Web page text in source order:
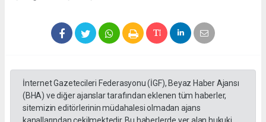
İnternet Gazetecileri Federasyonu (İGF), Beyaz Haber Ajansı
(BHA) ve diğer ajanslar tarafından eklenen tüm haberler,
sitemizin editörlerinin müdahalesi olmadan ajans